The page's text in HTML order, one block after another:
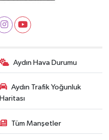
Aydın Hava Durumu
Aydın Trafik Yoğunluk
Haritası
Tüm Manşetler